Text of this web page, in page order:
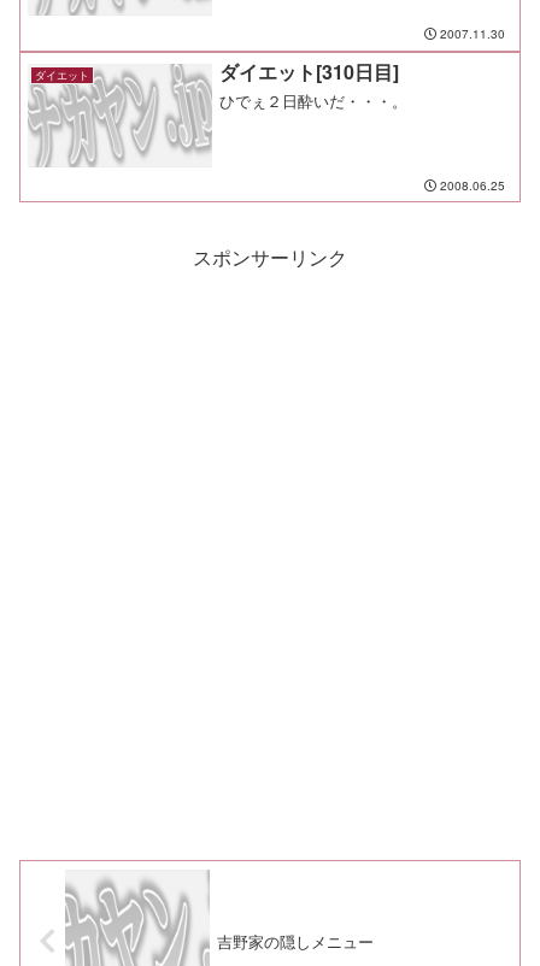
2007.11.30
ダイエット ダイエット[310日目]
ひでぇ２日酔いだ・・・。
2008.06.25
スポンサーリンク
吉野家の隠しメニュー